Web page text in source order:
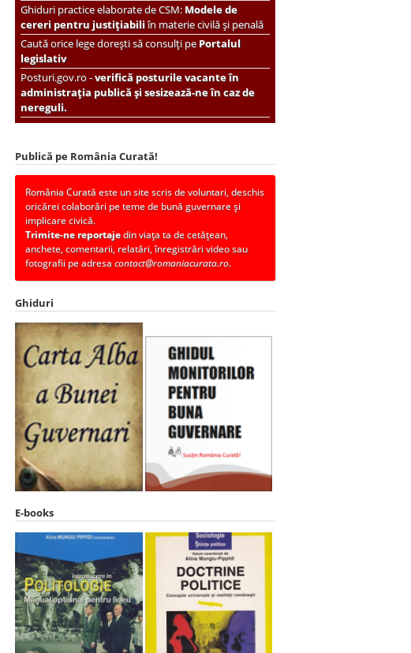
Ghiduri practice elaborate de CSM: Modele de
cereri pentru justițiabiliîn materie civilă și penală
Caută orice lege dorești să consulți pePortalul
legislativ
Posturi.gov.ro -verifică posturile vacante în
administrația publică și sesizează-ne în caz de
nereguli.
Publică pe România Curată!
România Curată este un site scris de voluntari, deschis
oricărei colaborări pe teme de bună guvernare și
implicare civică.
Trimite-ne reportajedin viața ta de cetățean,
anchete, comentarii, relatări, înregistrări video sau
fotografii pe adresacontact@romaniacurata.ro.
Ghiduri
E-books